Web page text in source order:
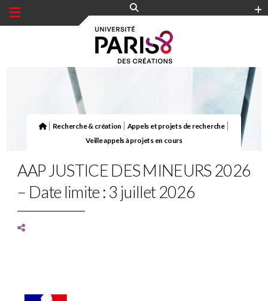
Recherche & création Appels et projets de recherche
Veille appels à projets en cours
AAP JUSTICE DES MINEURS 2026
– Date limite : 3 juillet 2026
Panneau de gestion des cookies